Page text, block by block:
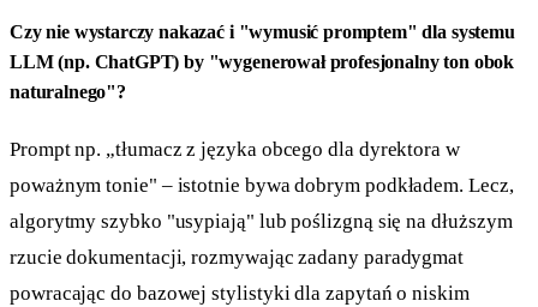
Czy nie wystarczy nakazać i "wymusić promptem" dla systemu
LLM (np. ChatGPT) by "wygenerował profesjonalny ton obok
naturalnego"?
Prompt np. „tłumacz z języka obcego dla dyrektora w
poważnym tonie" – istotnie bywa dobrym podkładem. Lecz,
algorytmy szybko "usypiają" lub poślizgną się na dłuższym
rzucie dokumentacji, rozmywając zadany paradygmat
powracając do bazowej stylistyki dla zapytań o niskim